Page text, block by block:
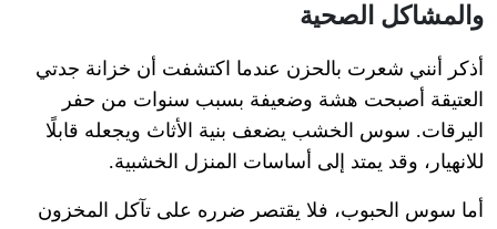
والمشاكل الصحية
أذكر أنني شعرت بالحزن عندما اكتشفت أن خزانة جدتي
العتيقة أصبحت هشة وضعيفة بسبب سنوات من حفر
اليرقات. سوس الخشب يضعف بنية الأثاث ويجعله قابلًا
للانهيار، وقد يمتد إلى أساسات المنزل الخشبية.
أما سوس الحبوب، فلا يقتصر ضرره على تآكل المخزون